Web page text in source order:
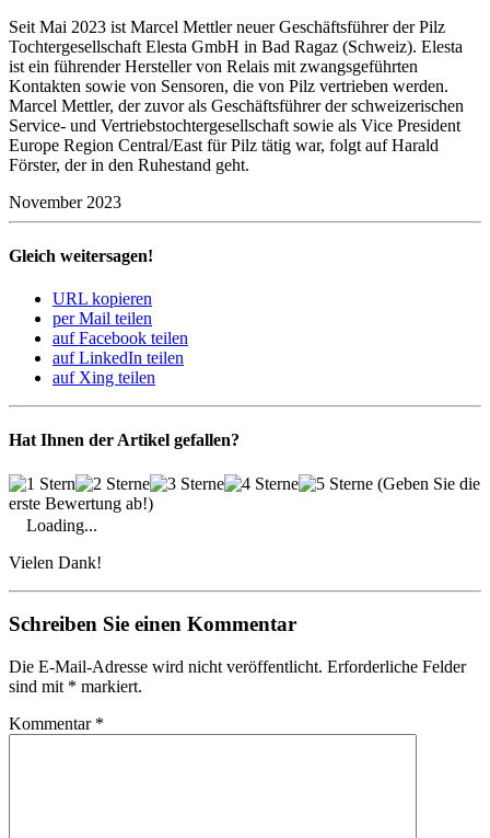
Seit Mai 2023 ist Marcel Mettler neuer Geschäfts­führer der Pilz
Toch­ter­ge­sell­schaft Elesta GmbH in Bad Ragaz (Schweiz). Elesta
ist ein führender Hersteller von Relais mit zwangs­ge­führten
Kontakten sowie von Sensoren, die von Pilz vertrieben werden.
Marcel Mettler, der zuvor als Geschäfts­führer der schwei­ze­ri­schen
Service- und Vertriebs­toch­ter­ge­sell­schaft sowie als Vice Presi­dent
Europe Region Central/East für Pilz tätig war, folgt auf Harald
Förster, der in den Ruhe­stand geht.
November 2023
Gleich weitersagen!
URL kopieren
per Mail teilen
auf Facebook teilen
auf LinkedIn teilen
auf Xing teilen
Hat Ihnen der Artikel gefallen?
(Geben Sie die
erste Bewertung ab!)
Loading...
Vielen Dank!
Schreiben Sie einen Kommentar
Die E-Mail-Adresse wird nicht veröffentlicht. Erforderliche Felder
sind mit * markiert.
Kommentar *